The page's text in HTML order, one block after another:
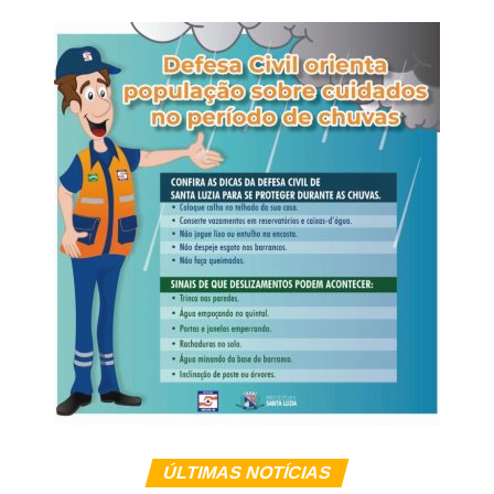
WhatsApp
Facebook
Twitter
Messenger
LinkedIn
Share
como ela irá se relacionar com outras pessoas.
“Quando a infância está voltada para um ambiente em
que conflitos são resolvidos pela imposição ou pela
elevação da voz, a criança pode reproduzir esse modelo
em suas relações, acreditando que gritar é uma maneira
eficaz de conseguir o que deseja. Em vez de desenvolver
diálogo, empatia e autocontrole, ela aprende a reagir pela
força ou pelo medo”, reflete a especialista.
Veja Mais:
Projeto anticrime de Moro chega ao
Congresso na terça-feira, garante Bolsonaro
Limites sem violência
sendo uma das principais responsabilidades da família. A
diferença está na forma como esses limites são
ÚLTIMAS NOTÍCIAS